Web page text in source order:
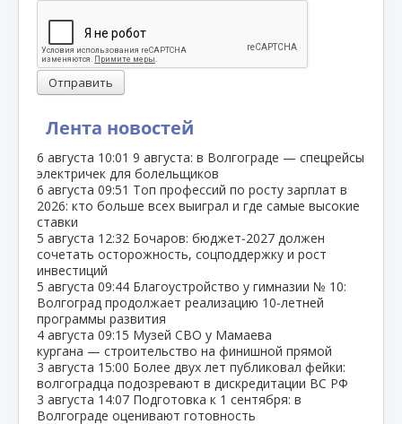
Лента новостей
6 августа 10:01 9 августа: в Волгограде — спецрейсы
электричек для болельщиков
6 августа 09:51 Топ профессий по росту зарплат в
2026: кто больше всех выиграл и где самые высокие
ставки
5 августа 12:32 Бочаров: бюджет‑2027 должен
сочетать осторожность, соцподдержку и рост
инвестиций
5 августа 09:44 Благоустройство у гимназии № 10:
Волгоград продолжает реализацию 10‑летней
программы развития
4 августа 09:15 Музей СВО у Мамаева
кургана — строительство на финишной прямой
3 августа 15:00 Более двух лет публиковал фейки:
волгоградца подозревают в дискредитации ВС РФ
3 августа 14:07 Подготовка к 1 сентября: в
Волгограде оценивают готовность
Отправить